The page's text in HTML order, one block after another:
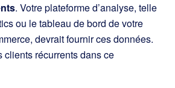
. Votre plateforme d’analyse, telle
ou le tableau de bord de votre
devrait fournir ces données.
clients récurrents dans ce